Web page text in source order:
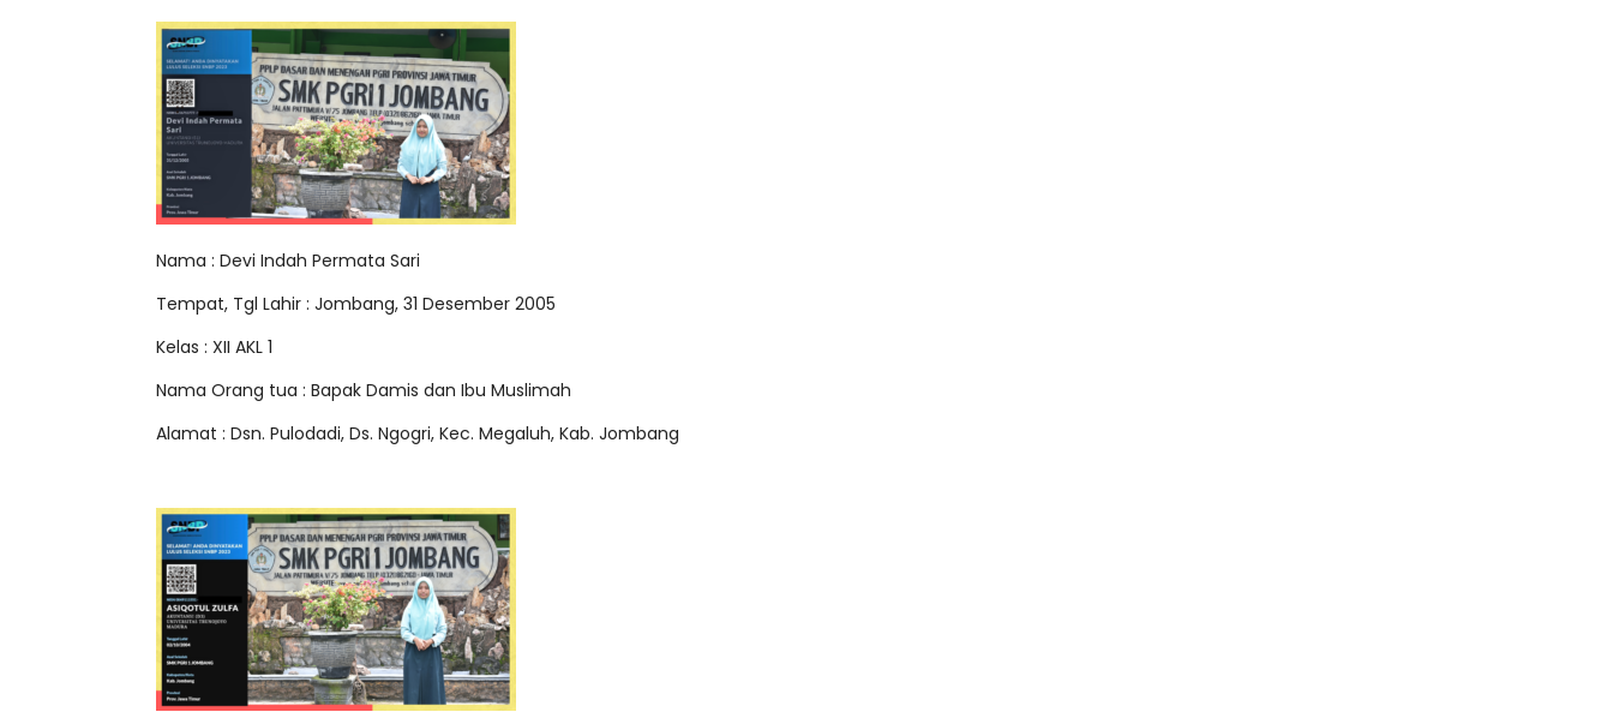
Nama : Devi Indah Permata Sari
Tempat, Tgl Lahir : Jombang, 31 Desember 2005
Kelas : XII AKL 1
Nama Orang tua : Bapak Damis dan Ibu Muslimah
Alamat : Dsn. Pulodadi, Ds. Ngogri, Kec. Megaluh, Kab. Jombang